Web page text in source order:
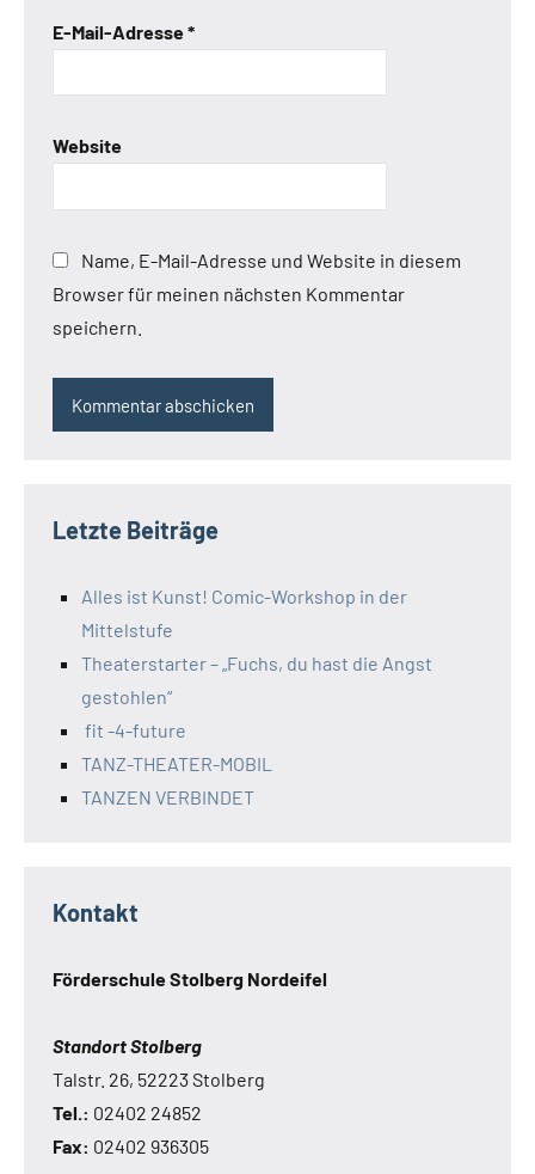
E-Mail-Adresse*
Website
Name, E-Mail-Adresse und Website in diesem
Browser für meinen nächsten Kommentar
speichern.
Letzte Beiträge
Alles ist Kunst! Comic-Workshop in der
Mittelstufe
Theaterstarter – „Fuchs, du hast die Angst
gestohlen“
fit -4-future
TANZ-THEATER-MOBIL
TANZEN VERBINDET
Kontakt
Förderschule Stolberg Nordeifel
Standort Stolberg
Talstr. 26, 52223 Stolberg
Tel.: 02402 24852
Fax: 02402 936305